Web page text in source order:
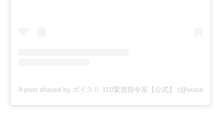
A post shared by ボイスⅡ 110緊急指令室【公式】 (@voice.ntv)